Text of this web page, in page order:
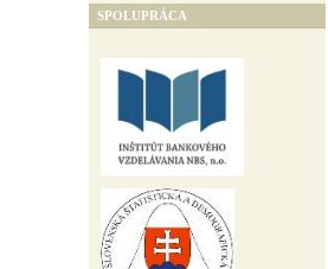
SPOLUPRÁCA